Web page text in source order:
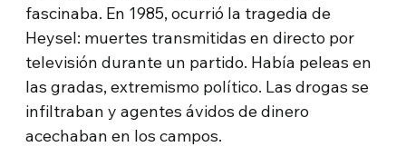
fascinaba. En 1985, ocurrió la tragedia de
Heysel: muertes transmitidas en directo por
televisión durante un partido. Había peleas en
las gradas, extremismo político. Las drogas se
infiltraban y agentes ávidos de dinero
acechaban en los campos.